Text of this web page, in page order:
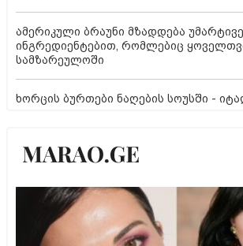
ამერიკული ბრაუნი მზადდება
ინგრედიენტებით, რომლებიც
სამზარეულოში
ხორცის ბურთები ნაღების სოუსში -